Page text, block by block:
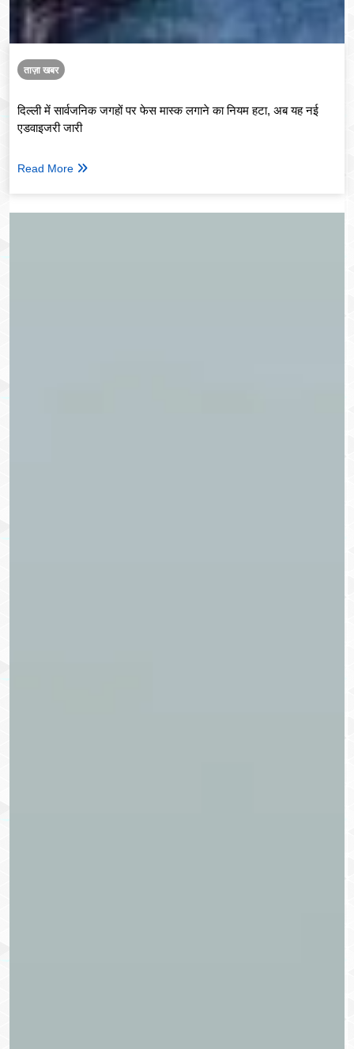
ताज़ा खबर
दिल्ली में सार्वजनिक जगहों पर फेस मास्क लगाने का नियम हटा, अब यह नई
एडवाइजरी जारी
Read More